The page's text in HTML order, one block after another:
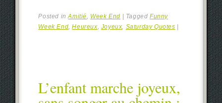
Posted inAmitié, Week End TaggedFunny
Week End,Heureux, Joyeux, Saturday Quotes
L’enfant marche joyeux,